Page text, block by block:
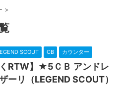
>
SCOUT CB カウンター
くRTW】★5ＣＢ アンドレ
ーリ（LEGEND SCOUT）